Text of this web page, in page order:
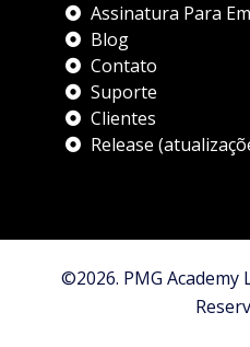
Assinatura Para
Blog
Contato
Suporte
Clientes
Release
©2026. PMG Academy